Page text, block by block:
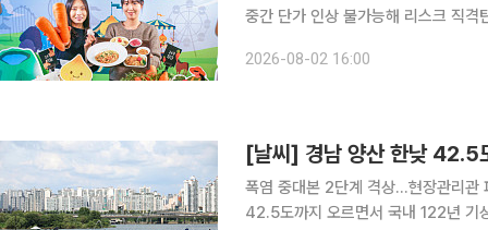
중간 단가 인상 불가능해 리스크 직격
화로 인해 식재료 가격이 롤러코스터
2026-08-02 16:00
[날씨] 경남 양산 한낮 42.5
폭염 중대본 2단계 격상…현장관리관 파견 등 범정부 대
42.5도까지 오르면서 국내 122년 기상관측